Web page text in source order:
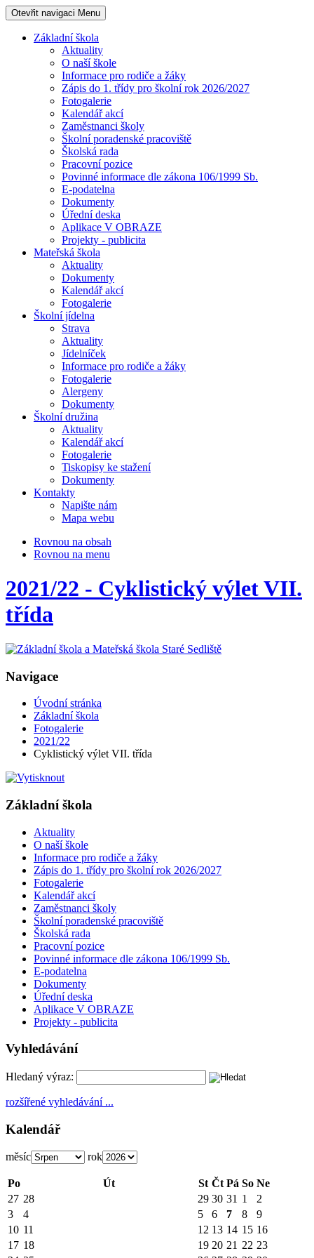
Otevřit navigaci Menu
Základní škola
Aktuality
O naší škole
Informace pro rodiče a žáky
Zápis do 1. třídy pro školní rok 2026/2027
Fotogalerie
Kalendář akcí
Zaměstnanci školy
Školní poradenské pracoviště
Školská rada
Pracovní pozice
Povinné informace dle zákona 106/1999 Sb.
E-podatelna
Dokumenty
Úřední deska
Aplikace V OBRAZE
Projekty - publicita
Mateřská škola
Aktuality
Dokumenty
Kalendář akcí
Fotogalerie
Školní jídelna
Strava
Aktuality
Jídelníček
Informace pro rodiče a žáky
Fotogalerie
Alergeny
Dokumenty
Školní družina
Aktuality
Kalendář akcí
Fotogalerie
Tiskopisy ke stažení
Dokumenty
Kontakty
Napište nám
Mapa webu
Rovnou na obsah
Rovnou na menu
2021/22 - Cyklistický výlet VII.
třída
Navigace
Úvodní stránka
Základní škola
Fotogalerie
2021/22
Cyklistický výlet VII. třída
Základní škola
Aktuality
O naší škole
Informace pro rodiče a žáky
Zápis do 1. třídy pro školní rok 2026/2027
Fotogalerie
Kalendář akcí
Zaměstnanci školy
Školní poradenské pracoviště
Školská rada
Pracovní pozice
Povinné informace dle zákona 106/1999 Sb.
E-podatelna
Dokumenty
Úřední deska
Aplikace V OBRAZE
Projekty - publicita
Vyhledávání
Hledaný výraz:
rozšířené vyhledávání ...
Kalendář
měsíc rok
Po Út St Čt Pá So Ne
27 28 29 30 31 1
2
3
4 5 6 7 8
9
10 11 12 13 14 15 16
17 18 19 20 21 22 23